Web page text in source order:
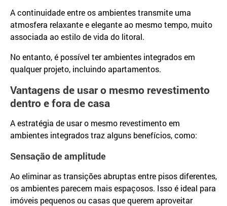
A continuidade entre os ambientes transmite uma
atmosfera relaxante e elegante ao mesmo tempo, muito
associada ao estilo de vida do litoral.
No entanto, é possível ter ambientes integrados em
qualquer projeto, incluindo apartamentos.
Vantagens de usar o mesmo revestimento
dentro e fora de casa
A estratégia de usar o mesmo revestimento em
ambientes integrados traz alguns benefícios, como:
Sensação de amplitude
Ao eliminar as transições abruptas entre pisos diferentes,
os ambientes parecem mais espaçosos. Isso é ideal para
imóveis pequenos ou casas que querem aproveitar